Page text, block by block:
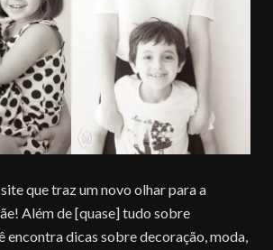
que traz um novo olhar para a
Além de [quase] tudo sobre
encontra dicas sobre decoração, moda,